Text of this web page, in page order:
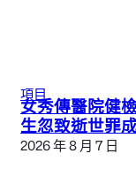
項目
女秀傳醫院健
生忽致逝世罪
2026 年 8 月 7 日